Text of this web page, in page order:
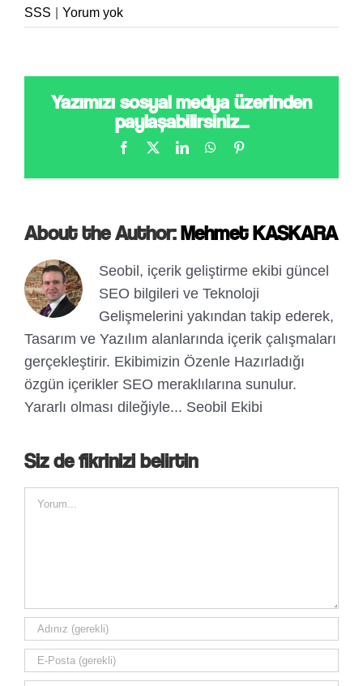
SSS
Yorum yok
Yazımızı sosyal medya üzerinden
paylaşabilirsiniz...
Facebook LinkedInWhatsApp
About the Author:Mehmet KASKARA
Seobil, içerik geliştirme ekibi güncel
SEO bilgileri ve Teknoloji
Gelişmelerini yakından takip ederek,
Tasarım ve Yazılım alanlarında içerik çalışmaları
gerçekleştirir. Ekibimizin Özenle Hazırladığı
özgün içerikler SEO meraklılarına sunulur.
Yararlı olması dileğiyle... Seobil Ekibi
Siz de fikrinizi belirtin
Comment